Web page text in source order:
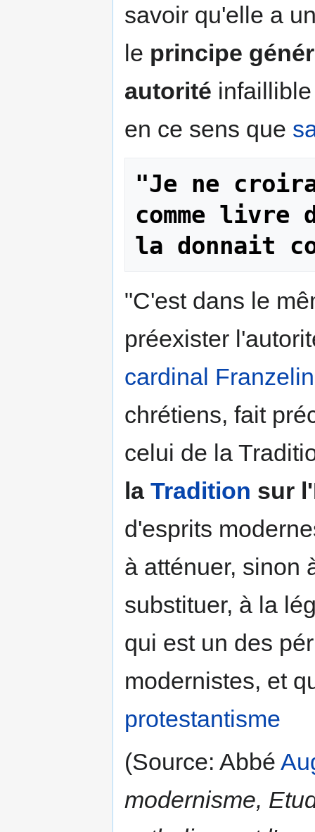
savoir qu'elle a
le principe
autorité
en ce sens que
"Je ne
comme
la donnait
"C'est dans le
préexister
cardinal Franzelin
chrétiens, fait
celui de la
la Tradition sur
d'esprits
à atténuer, sinon
substituer, à la
qui est un des
modernistes, et
protestantisme
(Source: Abbé
modernisme,